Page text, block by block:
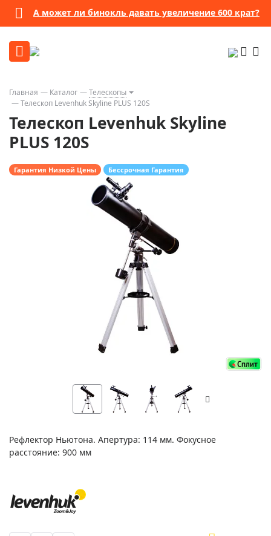
А может ли бинокль давать увеличение 600 крат?
Главная Каталог
Телескопы
Телескоп Levenhuk Skyline PLUS 120S
Телескоп Levenhuk Skyline
PLUS 120S
Гарантия Низкой Цены Бессрочная Гарантия
Рефлектор Ньютона. Апертура: 114 мм. Фокусное
расстояние: 900 мм